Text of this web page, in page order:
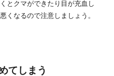
とクマができたり目が充血し
くなるので注意しましょう。
てしまう